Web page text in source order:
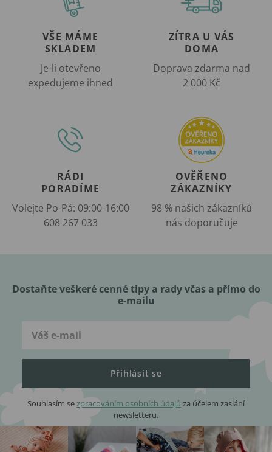
VŠE MÁME
SKLADEM
Je-li otevřeno
expedujeme ihned
ZÍTRA U VÁS
DOMA
Doprava zdarma nad
2 000 Kč
RÁDI
PORADÍME
Volejte Po-Pá: 09:00-16:00
608 267 033
OVĚŘENO
ZÁKAZNÍKY
98 % našich zákazníků
nás doporučuje
Dostaňte veškeré cenné tipy a rady včas a přímo do
e-mailu
Přihlásit se
Souhlasím se zpracováním osobních údajů za účelem zaslání
newsletteru.